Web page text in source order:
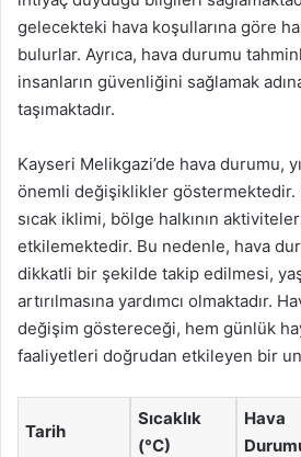
gelecekteki hava koşullarına göre
bulurlar. Ayrıca, hava durumu
insanların güvenliğini sağlamak
taşımaktadır.
Kayseri Melikgazi’de hava durumu,
önemli değişiklikler göstermektedir.
sıcak iklimi, bölge halkının
etkilemektedir. Bu nedenle, hava
dikkatli bir şekilde takip edilmesi,
artırılmasına yardımcı olmaktadır.
değişim göstereceği, hem günlük
faaliyetleri doğrudan etkileyen bir
Tarih
Sıcaklık
(°C)
Hava